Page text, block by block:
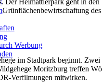
Werbung
Der Heimattierpark geht in den
Grünflächenbewirtschaftung
im Stadtpark beginnt. Zwei
Moritzburg treffen
Verfilmungen mitwirken.